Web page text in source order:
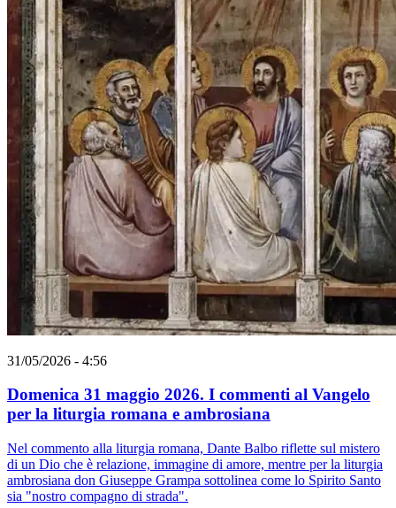
31/05/2026 - 4:56
Domenica 31 maggio 2026. I commenti al Vangelo
per la liturgia romana e ambrosiana
Nel commento alla liturgia romana, Dante Balbo riflette sul mistero
di un Dio che è relazione, immagine di amore, mentre per la liturgia
ambrosiana don Giuseppe Grampa sottolinea come lo Spirito Santo
sia "nostro compagno di strada".